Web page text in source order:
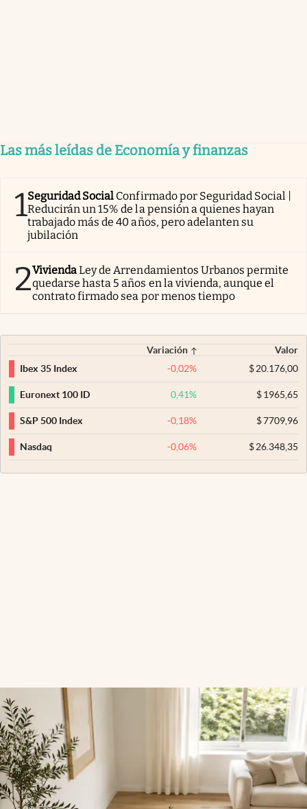
Las más leídas de Economía y finanzas
1Seguridad Social Confirmado por Seguridad Social |
Reducirán un 15% de la pensión a quienes hayan
trabajado más de 40 años, pero adelanten su
jubilación
2ViviendaLey de Arrendamientos Urbanos permite
quedarse hasta 5 años en la vivienda, aunque el
contrato firmado sea por menos tiempo
Variación
Valor
Ibex 35 Index
-0,02% $20.176,00
Euronext 100 ID 0,41% $1965,65
S&P 500 Index -0,18% $7709,96
Nasdaq -0,06% $26.348,35